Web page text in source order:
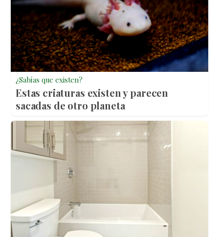
¿Sabías que existen?
Estas criaturas existen y parecen
sacadas de otro planeta